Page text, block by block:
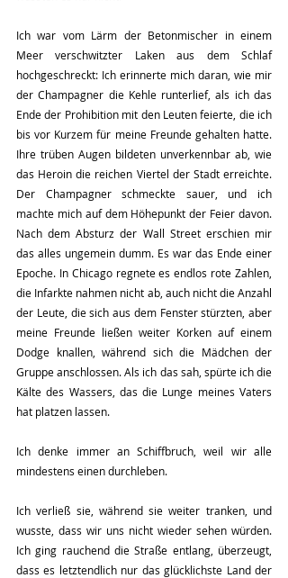
Ich war vom Lärm der Betonmischer in einem
Meer verschwitzter Laken aus dem Schlaf
hochgeschreckt: Ich erinnerte mich daran, wie mir
der Champagner die Kehle runterlief, als ich das
Ende der Prohibition mit den Leuten feierte, die ich
bis vor Kurzem für meine Freunde gehalten hatte.
Ihre trüben Augen bildeten unverkennbar ab, wie
das Heroin die reichen Viertel der Stadt erreichte.
Der Champagner schmeckte sauer, und ich
machte mich auf dem Höhepunkt der Feier davon.
Nach dem Absturz der Wall Street erschien mir
das alles ungemein dumm. Es war das Ende einer
Epoche. In Chicago regnete es endlos rote Zahlen,
die Infarkte nahmen nicht ab, auch nicht die Anzahl
der Leute, die sich aus dem Fenster stürzten, aber
meine Freunde ließen weiter Korken auf einem
Dodge knallen, während sich die Mädchen der
Gruppe anschlossen. Als ich das sah, spürte ich die
Kälte des Wassers, das die Lunge meines Vaters
hat platzen lassen.
Ich denke immer an Schiffbruch, weil wir alle
mindestens einen durchleben.
Ich verließ sie, während sie weiter tranken, und
wusste, dass wir uns nicht wieder sehen würden.
Ich ging rauchend die Straße entlang, überzeugt,
dass es letztendlich nur das glücklichste Land der